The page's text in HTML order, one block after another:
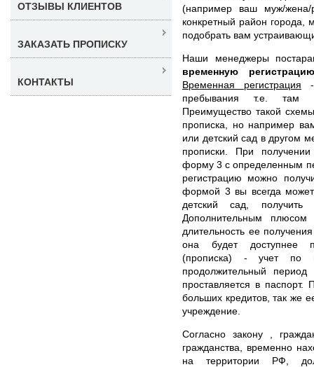
(например ваш муж/
конкретный район города,
подобрать вам
Наши менеджеры
временную
Временная регистрация -
пребывания т.е. там
Преимущество такой
прописка, но например
или детский сад в другом
прописки. При
форму 3 с определенным
регистрацию можно
формой 3 вы всегда
детский сад,
Дополнительным плюсом
длительность ее
она будет доступнее
(прописка) - учет по
продолжительный
проставляется в паспорт.
больших кредитов, так же
учреждение.
Согласно закону ,
гражданства, временно
на территории РФ,
ОТЗЫВЫ КЛИЕНТОВ
ЗАКАЗАТЬ ПРОПИСКУ
КОНТАКТЫ